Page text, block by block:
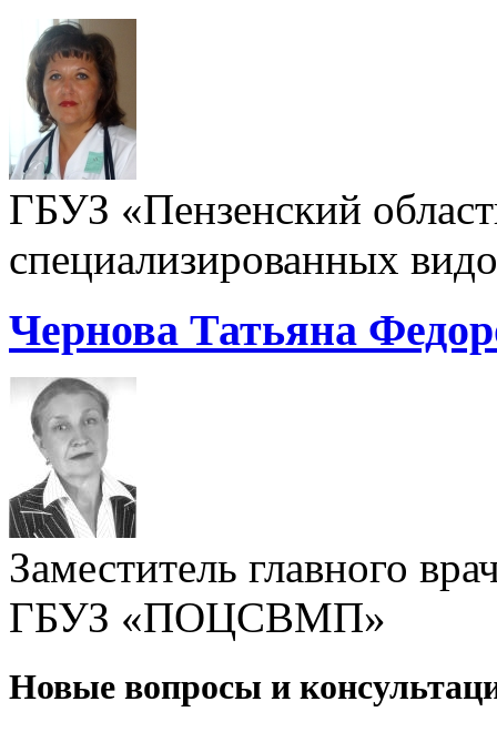
ГБУЗ «Пензенский
специализированных
Чернова Татьяна
Заместитель главного
ГБУЗ «ПОЦСВМП»
Новые вопросы и